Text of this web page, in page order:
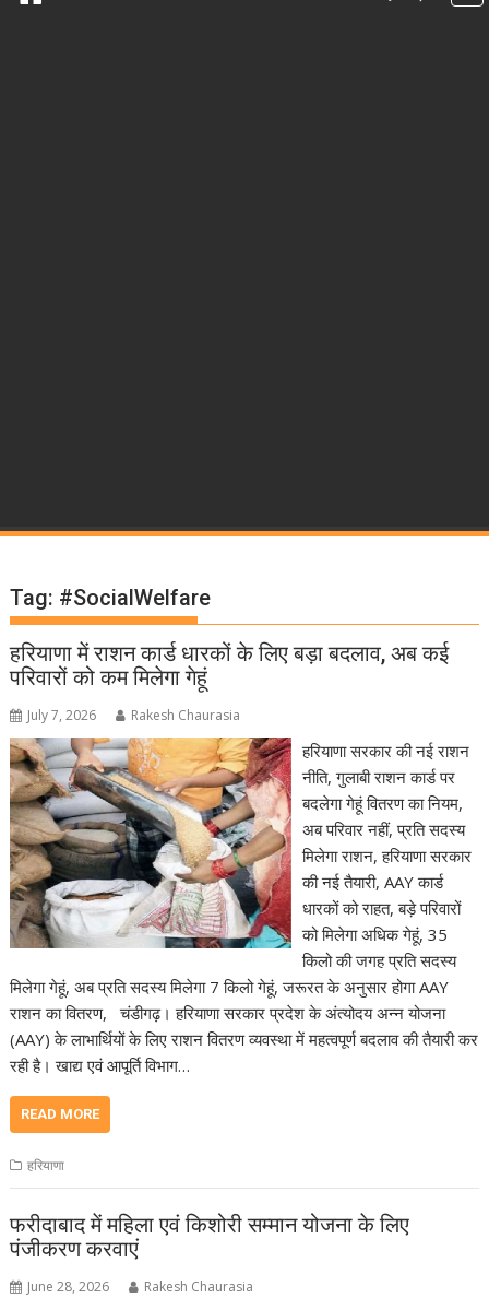
Tag: #SocialWelfare
हरियाणा में राशन कार्ड धारकों के लिए बड़ा बदलाव, अब कई
परिवारों को कम मिलेगा गेहूं
July 7, 2026 Rakesh Chaurasia
हरियाणा सरकार की नई राशन
नीति, गुलाबी राशन कार्ड पर
बदलेगा गेहूं वितरण का नियम,
अब परिवार नहीं, प्रति सदस्य
मिलेगा राशन, हरियाणा सरकार
की नई तैयारी, AAY कार्ड
धारकों को राहत, बड़े परिवारों
को मिलेगा अधिक गेहूं, 35
किलो की जगह प्रति सदस्य
मिलेगा गेहूं, अब प्रति सदस्य मिलेगा 7 किलो गेहूं, जरूरत के अनुसार होगा AAY
राशन का वितरण, चंडीगढ़। हरियाणा सरकार प्रदेश के अंत्योदय अन्न योजना
(AAY) के लाभार्थियों के लिए राशन वितरण व्यवस्था में महत्वपूर्ण बदलाव की तैयारी कर
रही है। खाद्य एवं आपूर्ति विभाग…
READ MORE
हरियाणा
फरीदाबाद में महिला एवं किशोरी सम्मान योजना के लिए
पंजीकरण करवाएं
June 28, 2026 Rakesh Chaurasia